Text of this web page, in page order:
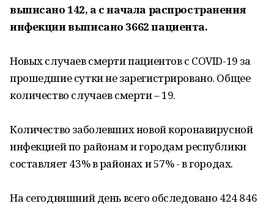
выписано 142, а с начала распространения
инфекции выписано 3662 пациента.
Новых случаев смерти пациентов с COVID-19 за
прошедшие сутки не зарегистрировано. Общее
количество случаев смерти – 19.
Количество заболевших новой коронавирусной
инфекцией по районам и городам республики
составляет 43% в районах и 57% - в городах.
На сегодняшний день всего обследовано 424 846